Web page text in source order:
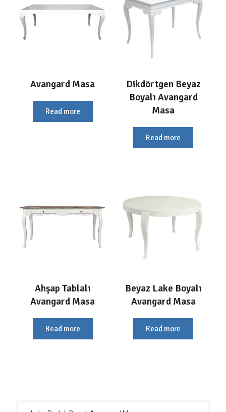
Avangard Masa
Read more
Dikdörtgen Beyaz
Boyalı Avangard
Masa
Read more
Ahşap Tablalı
Avangard Masa
Read more
Beyaz Lake Boyalı
Avangard Masa
Read more